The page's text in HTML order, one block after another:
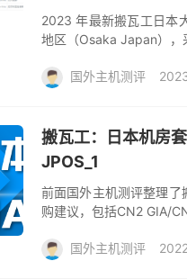
2023 年最新搬瓦工日本
地区（Osaka Japan），
国外主机测评
搬瓦工：日本机房
JPOS_1
前面国外主机测评整理了
购建议，包括CN2 GIA/
国外主机测评